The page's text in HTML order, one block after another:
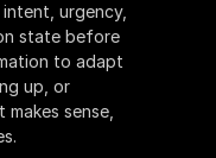
urgency,
state before
to adapt
up, or
sense,